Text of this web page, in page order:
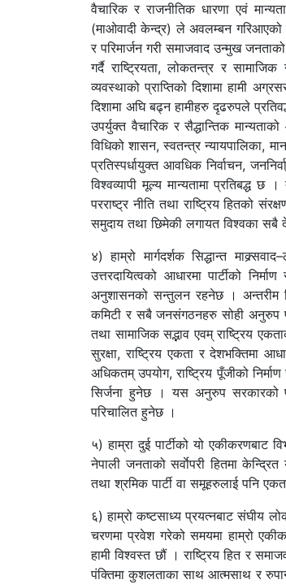
वैचारिक र राजनीतिक धारणा एवं
(माओवादी केन्द्र) ले अवलम्बन गरिआएको
र परिमार्जन गरी समाजवाद उन्मुख
गर्दै राष्ट्रियता, लोकतन्त्र र
व्यवस्थाको प्राप्तिको दिशामा हामी
दिशामा अघि बढ्न हामीहरु दृढरुपले
उपर्युक्त वैचारिक र सैद्धान्तिक मान्यताको
विधिको शासन, स्वतन्त्र न्यायपालिका,
प्रतिस्पर्धायुक्त आवधिक निर्वाचन,
विश्वव्यापी मूल्य मान्यतामा प्रतिबद्ध
परराष्ट्र नीति तथा राष्ट्रिय हितको
समुदाय तथा छिमेकी लगायत विश्वका
४) हाम्रो मार्गदर्शक सिद्धान्त
उत्तरदायित्वको आधारमा पार्टीको
अनुशासनको सन्तुलन रहनेछ । अन्तरीम
कमिटी र सबै जनसंगठनहरु सोही अनुरुप
तथा सामाजिक सद्भाव एवम् राष्ट्रिय
सुरक्षा, राष्ट्रिय एकता र देशभक्तिमा
अधिकतम् उपयोग, राष्ट्रिय पूँजीको
सिर्जना हुनेछ । यस अनुरुप सरकारको
परिचालित हुनेछ ।
५) हाम्रा दुई पार्टीको यो
नेपाली जनताको सर्वाेपरी हितमा
तथा श्रमिक पार्टी वा समूहरुलाई पनि
६) हाम्रो कष्टसाध्य प्रयत्नबाट संघीय
चरणमा प्रवेश गरेको समयमा हाम्रो
हामी विश्वस्त छौं । राष्ट्रिय हित र
पंक्तिमा कुशलताका साथ आत्मसाथ र